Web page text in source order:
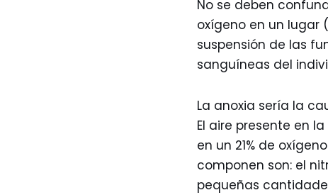
No se deben
oxígeno en un lugar
suspensión de las
sanguíneas del
La anoxia sería la
El aire presente en
en un 21% de
componen son: el
pequeñas